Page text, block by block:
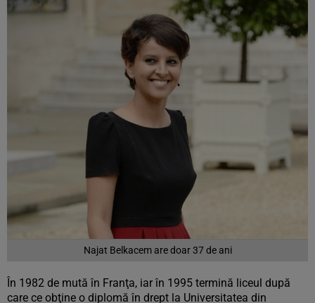
Najat Belkacem are doar 37 de ani
În 1982 de mută în Franţa, iar în 1995 termină liceul după
care ce obţine o diplomă în drept la Universitatea din